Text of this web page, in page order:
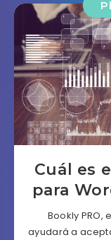
Cuál es
para
Bookly
ayudará a